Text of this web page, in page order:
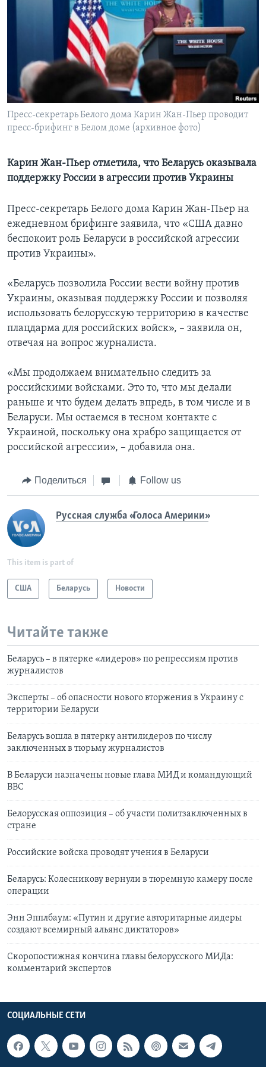
Learning English
СОЦИАЛЬНЫЕ СЕТИ
Пресс-секретарь Белого дома Карин Жан-Пьер проводит
пресс-брифинг в Белом доме (архивное фото)
Карин Жан-Пьер отметила, что Беларусь оказывала
поддержку России в агрессии против Украины
Пресс-секретарь Белого дома Карин Жан-Пьер на
ежедневном брифинге заявила, что «США давно
беспокоит роль Беларуси в российской агрессии
против Украины».
«Беларусь позволила России вести войну против
Украины, оказывая поддержку России и позволяя
использовать белорусскую территорию в качестве
плацдарма для российских войск», – заявила он,
отвечая на вопрос журналиста.
«Мы продолжаем внимательно следить за
российскими войсками. Это то, что мы делали
раньше и что будем делать впредь, в том числе и в
Беларуси. Мы остаемся в тесном контакте с
Украиной, поскольку она храбро защищается от
российской агрессии», – добавила она.
Поделиться Follow us
Русская служба «Голоса Америки»
This item is part of
США Беларусь Новости
Читайте также
Беларусь – в пятерке «лидеров» по репрессиям против
журналистов
Эксперты – об опасности нового вторжения в Украину с
территории Беларуси
Беларусь вошла в пятерку антилидеров по числу
заключенных в тюрьму журналистов
В Беларуси назначены новые глава МИД и командующий
ВВС
Белорусская оппозиция – об участи политзаключенных в
стране
Российские войска проводят учения в Беларуси
Беларусь: Колесникову вернули в тюремную камеру после
операции
Энн Эпплбаум: «Путин и другие авторитарные лидеры
создают всемирный альянс диктаторов»
Скоропостижная кончина главы белорусского МИДа:
комментарий экспертов
СОЦИАЛЬНЫЕ СЕТИ